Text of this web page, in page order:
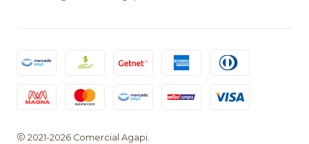
2021-2026 Comercial Agapi.